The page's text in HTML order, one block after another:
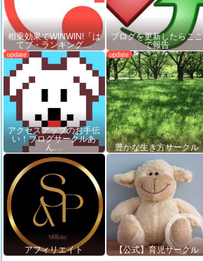
相乗効果でWINWIN!「は
てブ・ランキング…
ブログを更新したらここ
で報告
アクセスアップのお手伝
い！ブログサークルあ
ん…
豊かな生き方サークル
アフィリエイト 【公式】育児サークル